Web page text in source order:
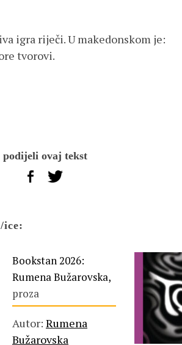
igra riječi. U makedonskom je:
tvorovi.
podijeli ovaj tekst
ice:
Bookstan 2026:
Rumena Bužarovska,
proza
Autor: Rumena
Bužarovska